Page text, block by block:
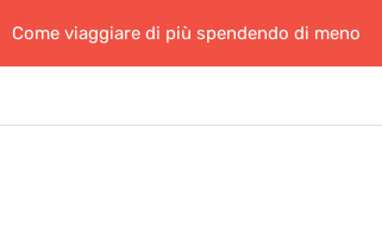
Come viaggiare di più spendendo di meno